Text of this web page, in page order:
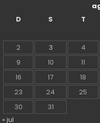
D
S T
2
3 4
9
10 11
16
17 18
23
24 25
30
31
« jul